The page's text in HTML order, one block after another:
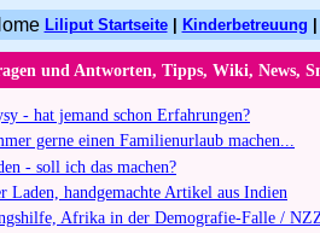
Liliput Startseite| Kinderbetreuung
und Antworten, Tipps, Wiki, News,
- hat jemand schon Erfahrungen?
gerne einen Familienurlaub machen...
- soll ich das machen?
Laden, handgemachte Artikel aus Indien
Afrika in der Demografie-Falle /